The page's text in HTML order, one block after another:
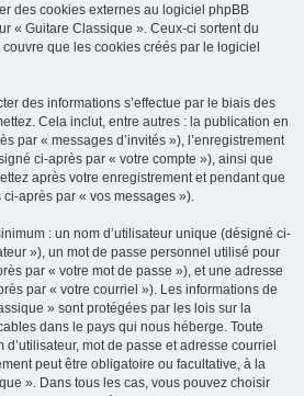
des cookies externes au logiciel phpBB
« Guitare Classique ». Ceux-ci sortent du
que les cookies créés par le logiciel
des informations s’effectue par le biais des
Cela inclut, entre autres : la publication en
par « messages d’invités »), l’enregistrement
ci-après par « votre compte »), ainsi que
après votre enregistrement et pendant que
après par « vos messages »).
: un nom d’utilisateur unique (désigné ci-
»), un mot de passe personnel utilisé pour
par « votre mot de passe »), et une adresse
par « votre courriel »). Les informations de
» sont protégées par les lois sur la
dans le pays qui nous héberge. Toute
mot de passe et adresse courriel
peut être obligatoire ou facultative, à la
». Dans tous les cas, vous pouvez choisir